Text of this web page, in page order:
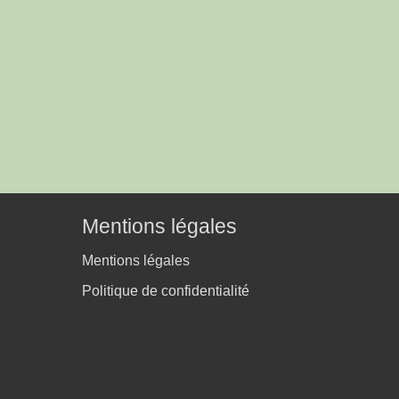
Mentions légales
Mentions légales
Politique de confidentialité